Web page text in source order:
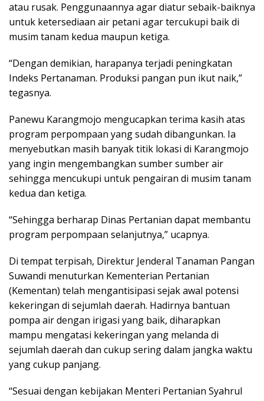
atau rusak. Penggunaannya agar diatur sebaik-baiknya
untuk ketersediaan air petani agar tercukupi baik di
musim tanam kedua maupun ketiga.
“Dengan demikian, harapanya terjadi peningkatan
Indeks Pertanaman. Produksi pangan pun ikut naik,”
tegasnya.
Panewu Karangmojo mengucapkan terima kasih atas
program perpompaan yang sudah dibangunkan. Ia
menyebutkan masih banyak titik lokasi di Karangmojo
yang ingin mengembangkan sumber sumber air
sehingga mencukupi untuk pengairan di musim tanam
kedua dan ketiga.
“Sehingga berharap Dinas Pertanian dapat membantu
program perpompaan selanjutnya,” ucapnya.
Di tempat terpisah, Direktur Jenderal Tanaman Pangan
Suwandi menuturkan Kementerian Pertanian
(Kementan) telah mengantisipasi sejak awal potensi
kekeringan di sejumlah daerah. Hadirnya bantuan
pompa air dengan irigasi yang baik, diharapkan
mampu mengatasi kekeringan yang melanda di
sejumlah daerah dan cukup sering dalam jangka waktu
yang cukup panjang.
“Sesuai dengan kebijakan Menteri Pertanian Syahrul